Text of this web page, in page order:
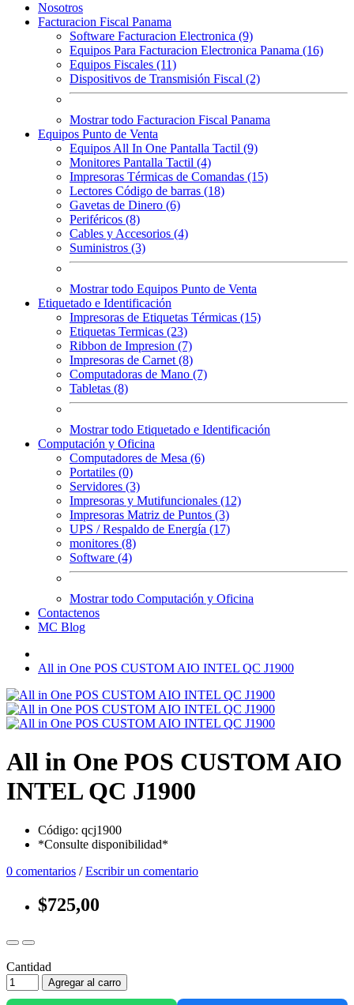
Nosotros
Facturacion Fiscal Panama
Software Facturacion Electronica (9)
Equipos Para Facturacion Electronica Panama (16)
Equipos Fiscales (11)
Dispositivos de Transmisión Fiscal (2)
Mostrar todo Facturacion Fiscal Panama
Equipos Punto de Venta
Equipos All In One Pantalla Tactil (9)
Monitores Pantalla Tactil (4)
Impresoras Térmicas de Comandas (15)
Lectores Código de barras (18)
Gavetas de Dinero (6)
Periféricos (8)
Cables y Accesorios (4)
Suministros (3)
Mostrar todo Equipos Punto de Venta
Etiquetado e Identificación
Impresoras de Etiquetas Térmicas (15)
Etiquetas Termicas (23)
Ribbon de Impresion (7)
Impresoras de Carnet (8)
Computadoras de Mano (7)
Tabletas (8)
Mostrar todo Etiquetado e Identificación
Computación y Oficina
Computadores de Mesa (6)
Portatiles (0)
Servidores (3)
Impresoras y Mutifuncionales (12)
Impresoras Matriz de Puntos (3)
UPS / Respaldo de Energía (17)
monitores (8)
Software (4)
Mostrar todo Computación y Oficina
Contactenos
MC Blog
All in One POS CUSTOM AIO INTEL QC J1900
All in One POS CUSTOM AIO
INTEL QC J1900
Código: qcj1900
*Consulte disponibilidad*
0 comentarios /Escribir un comentario
$725,00
Cantidad
Agregar al carro